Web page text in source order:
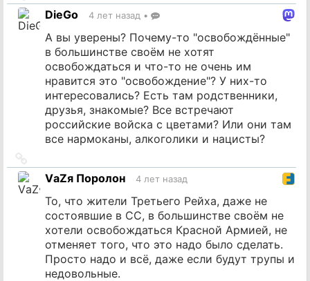
на
источник
DieGo 4 лет назад •
А вы уверены? Почему-то "освобождённые"
в большинстве своём не хотят
освобождаться и что-то не очень им
нравится это "освобождение"? У них-то
интересовались? Есть там родственники,
друзья, знакомые? Все встречают
российские войска с цветами? Или они там
все нармоканы, алкоголики и нацисты?
на
источник
VаZя Поролон 4 лет назад
То, что жители Третьего Рейха, даже не
состоявшие в СС, в большинстве своём не
хотели освобождаться Красной Армией, не
отменяет того, что это надо было сделать.
Просто надо и всё, даже если будут трупы и
недовольные.